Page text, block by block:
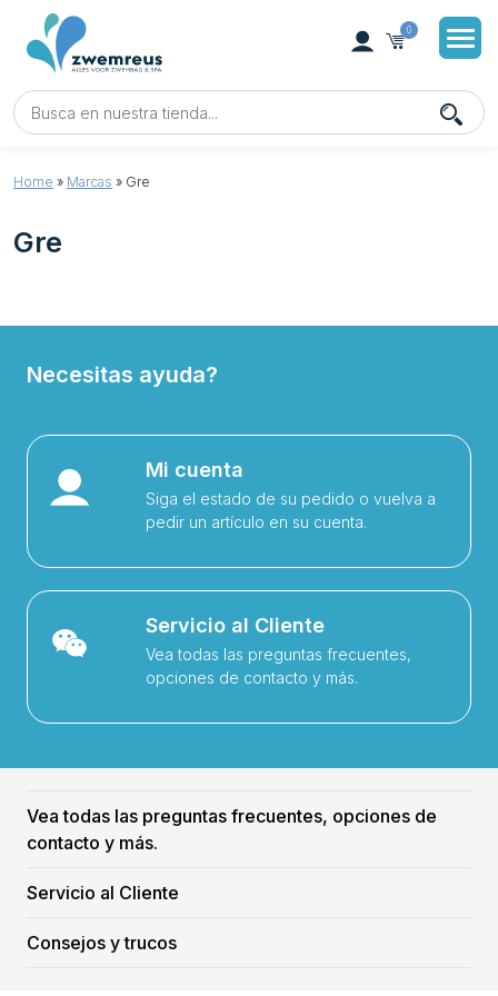
0
Home » Marcas » Gre
Gre
Necesitas ayuda?
Mi cuenta
Siga el estado de su pedido o vuelva a
pedir un artículo en su cuenta.
Servicio al Cliente
Vea todas las preguntas frecuentes,
opciones de contacto y más.
Vea todas las preguntas frecuentes, opciones de
contacto y más.
Servicio al Cliente
Consejos y trucos